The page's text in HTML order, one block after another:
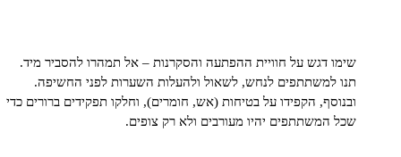
דגש על חוויית ההפתעה והסקרנות – אל תמהרו להסביר מיד.
לנחש, לשאול ולהעלות השערות לפני החשיפה.
הקפידו על בטיחות (אש, חומרים), וחלקו תפקידים ברורים כדי
יהיו מעורבים ולא רק צופים.